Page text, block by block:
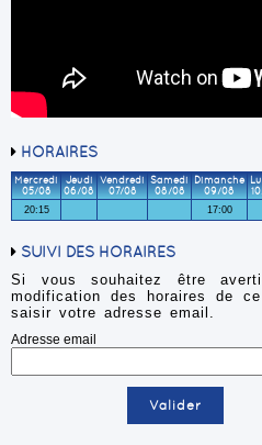
HORAIRES
Mercredi
05/08
Jeudi
06/08
Vendredi
07/08
Samedi
08/08
Dimanche
09/08
20:15
17:00
SUIVI DES HORAIRES
Si vous souhaitez être
modification des horaires de
saisir votre adresse email.
Adresse email